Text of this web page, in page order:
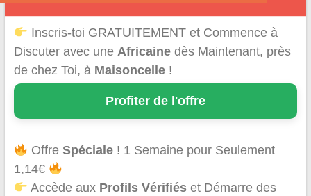
Inscris-toi GRATUITEMENT et Commence à
Discuter avec une Africainedès Maintenant, près
de chez Toi, à Maisoncelle!
Profiter de l'offre
OffreSpéciale ! 1 Semaine pour Seulement
1,14€
Accède aux Profils Vérifiés et Démarre des